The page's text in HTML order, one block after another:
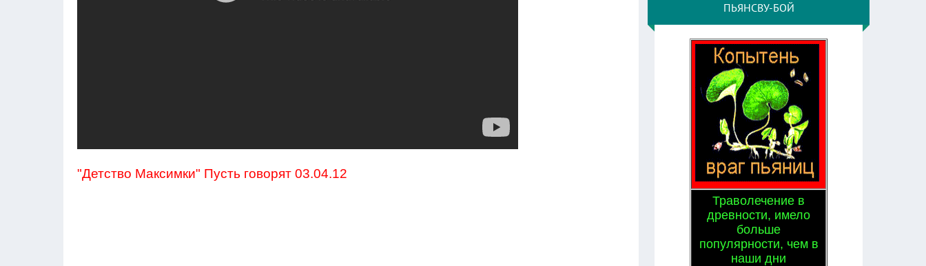
"Детство Максимки" Пусть говорят 03.04.12
ПЬЯНСВУ-БОЙ
Траволечение в
древности, имело
больше
популярности, чем в
наши дни